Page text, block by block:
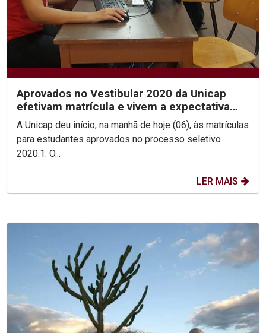
Aprovados no Vestibular 2020 da Unicap
efetivam matrícula e vivem a expectativa
pelo início das aula
A Unicap deu início, na manhã de hoje (06), às matrículas
para estudantes aprovados no processo seletivo
2020.1. O...
LER MAIS